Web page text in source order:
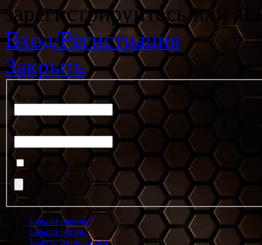
зарегистрируйтесь или
Вход/Регистрация
Закрыть
Логин
Пароль
Запомнить меня
Забыли пароль?
Забыли логин?
Зарегистрироваться